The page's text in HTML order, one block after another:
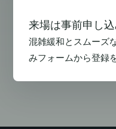
来場は事前申し込
混雑緩和とスムーズ
みフォームから登録